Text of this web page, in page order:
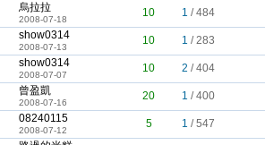
烏拉拉
2008-07-18
10 1 /484
show0314
2008-07-13
10 1 /283
show0314
2008-07-07
10 2 /404
曾盈凱
2008-07-16
20 1 /400
08240115
2008-07-12
5 1 /547